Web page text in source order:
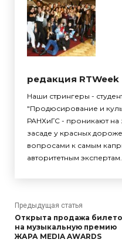
редакция RTWeek
Наши стрингеры -
"Продюсирование и
РАНХиГС - проникают на
засаде у красных
вопросами к самым
авторитетным экспертам.
Предыдущая статья
Открыта продажа
на музыкальную премию
ЖАРА MEDIA AWARDS